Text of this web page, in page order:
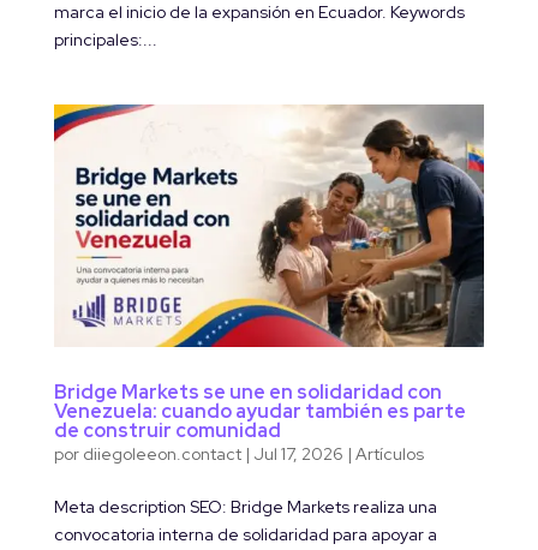
marca el inicio de la expansión en Ecuador. Keywords
principales:...
Bridge Markets se une en solidaridad con
Venezuela: cuando ayudar también es parte
de construir comunidad
por diiegoleeon.contact| Jul 17, 2026 | Artículos
Meta description SEO: Bridge Markets realiza una
convocatoria interna de solidaridad para apoyar a